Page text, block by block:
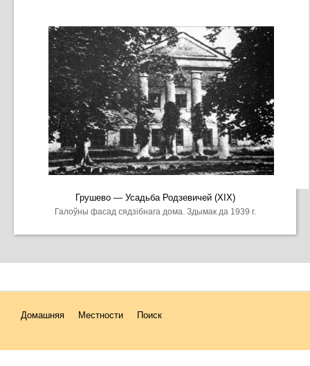
Грушево — Усадьба Родзевичей (XIX)
Галоўны фасад сядзібнага дома. Здымак да 1939 г.
Домашняя Местности Поиск